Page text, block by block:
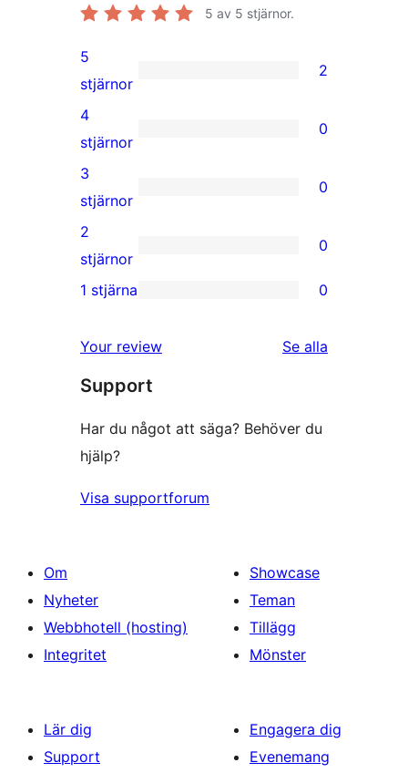
5 av 5 stjärnor.
2
5-
stjärniga
recensioner
5
stjärnor
2
0
4-
stjärniga
recensioner
4
stjärnor
0
0
3-
stjärniga
recensioner
3
stjärnor
0
0
2-
recensioner
2
stjärnor
0
stjärniga
recensioner
1 stjärna 0
Your review Se alla
Support
Har du något att säga? Behöver du
hjälp?
Visa supportforum
Om
Nyheter
Webbhotell (hosting)
Integritet
Showcase
Teman
Tillägg
Mönster
Lär dig
Support
Engagera dig
Evenemang